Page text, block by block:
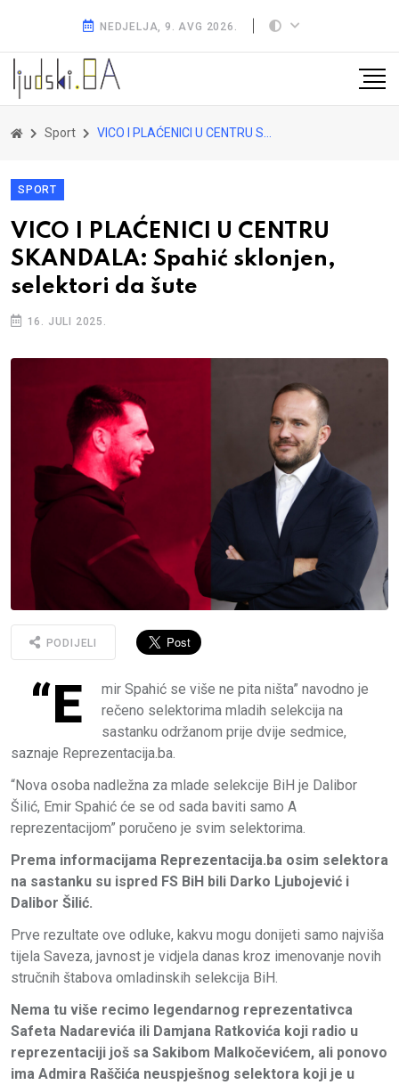
NEDJELJA, 9. AVG 2026.
Sport VICO I PLAĆENICI U CENTRU SKANDALA: Spahić sklonjen, selektori da šute
SPORT
VICO I PLAĆENICI U CENTRU
SKANDALA: Spahić sklonjen,
selektori da šute
16. JULI 2025.
PODIJELI
“E
mir Spahić se više ne pita ništa” navodno je
rečeno selektorima mladih selekcija na
sastanku održanom prije dvije sedmice,
saznaje Reprezentacija.ba.
“Nova osoba nadležna za mlade selekcije BiH je Dalibor
Šilić, Emir Spahić će se od sada baviti samo A
reprezentacijom” poručeno je svim selektorima.
Prema informacijama Reprezentacija.ba osim selektora
na sastanku su ispred FS BiH bili Darko Ljubojević i
Dalibor Šilić.
Prve rezultate ove odluke, kakvu mogu donijeti samo najviša
tijela Saveza, javnost je vidjela danas kroz imenovanje novih
stručnih štabova omladinskih selekcija BiH.
Nema tu više recimo legendarnog reprezentativca
Safeta Nadarevića ili Damjana Ratkovića koji radio u
reprezentaciji još sa Sakibom Malkočevićem, ali ponovo
ima Admira Raščića neuspješnog selektora koji je u